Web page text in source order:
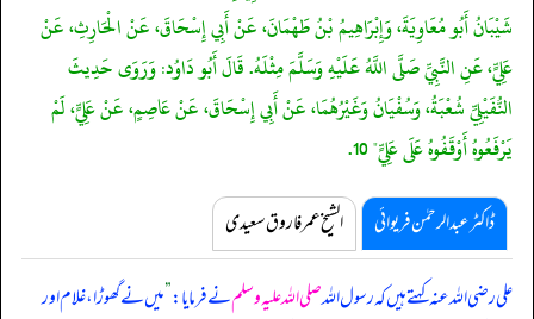
شَيْبَانُ أَبُو مُعَاوِيَةَ، وَإِبْرَاهِيمُ بْنُ طَهْمَانَ، عَنْ أَبِي إِسْحَاقَ، عَنْ الْحَارِثِ، عَنْ
عَلِيٍّ، عَنِ النَّبِيِّ صَلَّى اللَّهُ عَلَيْهِ وَسَلَّمَ مِثْلَهُ. قَالَ أَبُو دَاوُد: وَرَوَى حَدِيثَ
النُّفَيْلِيِّ شُعْبَةُ، وَسُفْيَانُ وَغَيْرُهُمَا، عَنْ أَبِي إِسْحَاقَ، عَنْ عَاصِمٍ، عَنْ عَلِيٍّ، لَمْ
يَرْفَعُوهُ أَوْقَفُوهُ عَلَى عَلِيٍّ" 10.
ڈاکٹر عبدالرحمٰن فریوائی الشیخ عمر فاروق سعیدی
علی رضی اللہ عنہ کہتے ہیں کہرسول اللہصلی اللہ علیہ وسلمنے فرمایا:”میں نے گھوڑا، غلام اور